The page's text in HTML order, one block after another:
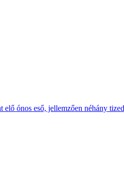
ónos eső, jellemzően néhány